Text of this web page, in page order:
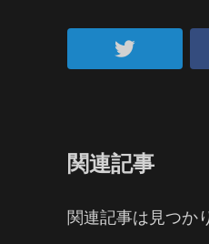
関連記事
関連記事は見つか